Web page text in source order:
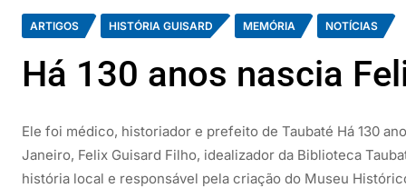
ARTIGOS HISTÓRIA GUISARD MEMÓRIA NOTÍCIAS
Há 130 anos nascia
Ele foi médico, historiador e prefeito de Taubaté Há 130
Janeiro, Felix Guisard Filho, idealizador da Biblioteca
história local e responsável pela criação do Museu